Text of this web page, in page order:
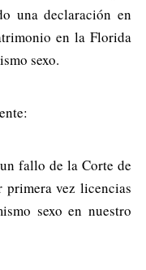
una declaración en
en la Florida
sexo.
fallo de la Corte de
vez licencias
sexo en nuestro